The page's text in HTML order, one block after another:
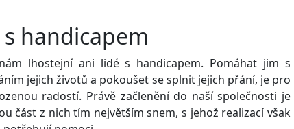
s handicapem
lhostejní ani lidé s handicapem. Pomáhat jim s
jejich životů a pokoušet se splnit jejich přání, je pro
radostí. Právě začlenění do naší společnosti je
část z nich tím největším snem, s jehož realizací však